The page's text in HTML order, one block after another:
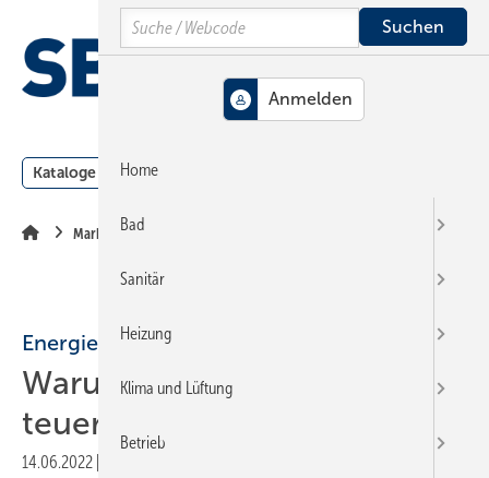
Hauptinhalt
Hauptmenü
SiteSearch
Kataloge Meldungen
Markt + Trends
Energiepreise
Warum Holzpellets aktuell so
teuer sind
14.06.2022
Search
Home
Bad
Sanitär
Heizung
Klima und Lüftung
Betrieb